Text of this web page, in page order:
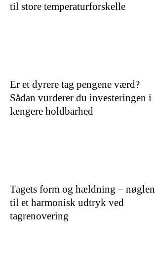
til store temperaturforskelle
Er et dyrere tag pengene værd?
Sådan vurderer du investeringen i
længere holdbarhed
Tagets form og hældning – nøglen
til et harmonisk udtryk ved
tagrenovering